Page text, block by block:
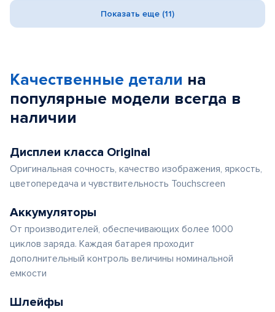
Показать еще (11)
Качественные детали на
популярные модели всегда в
наличии
Дисплеи класса Original
Оригинальная сочность, качество изображения, яркость,
цветопередача и чувствительность Touchscreen
Аккумуляторы
От производителей, обеспечивающих более 1000
циклов заряда. Каждая батарея проходит
дополнительный контроль величины номинальной
емкости
Шлейфы